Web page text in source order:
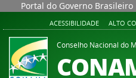
Portal do Governo Brasileiro
ACESSIBILIDADE ALTO
Conselho Nacional do